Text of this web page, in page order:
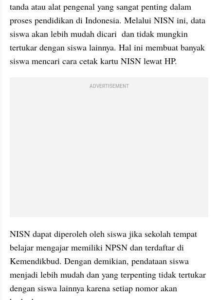
tanda atau alat pengenal yang sangat penting dalam
proses pendidikan di Indonesia. Melalui NISN ini, data
siswa akan lebih mudah dicari  dan tidak mungkin
tertukar dengan siswa lainnya. Hal ini membuat banyak
siswa mencari cara cetak kartu NISN lewat HP.
ADVERTISEMENT
NISN dapat diperoleh oleh siswa jika sekolah tempat
belajar mengajar memiliki NPSN dan terdaftar di
Kemendikbud. Dengan demikian, pendataan siswa
menjadi lebih mudah dan yang terpenting tidak tertukar
dengan siswa lainnya karena setiap nomor akan